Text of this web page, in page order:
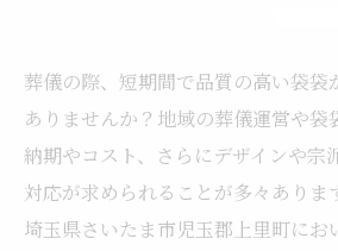
葬儀の際、短期間で品質の高い袋袋
ありませんか？地域の葬儀運営や袋
納期やコスト、さらにデザインや宗
対応が求められることが多々ありま
埼玉県さいたま市児玉郡上里町にお